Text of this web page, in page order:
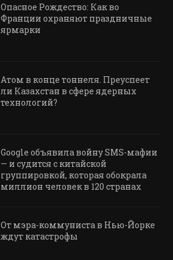
Опасное Рождество: Как во
Франции охраняют праздничные
ярмарки
Атом в конце тоннеля. Преуспеет
ли Казахстан в сфере ядерных
технологий?
Google объявила войну SMS-мафии
— и судится с китайской
группировкой, которая обокрала
миллион человек в 120 странах
От мэра-коммуниста в Нью-Йорке
ждут катастрофы